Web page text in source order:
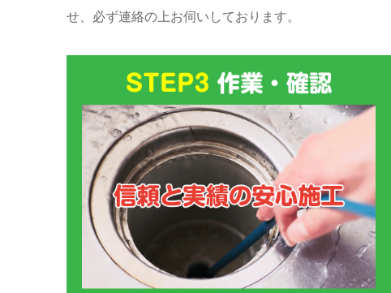
せ、必ず連絡の上お伺いしております。